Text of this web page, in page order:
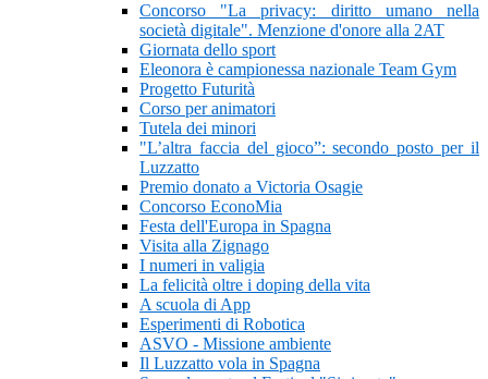
Concorso "La privacy: diritto umano nella
società digitale". Menzione d'onore alla 2AT
Giornata dello sport
Eleonora è campionessa nazionale Team Gym
Progetto Futurità
Corso per animatori
Tutela dei minori
"L’altra faccia del gioco”: secondo posto per il
Luzzatto
Premio donato a Victoria Osagie
Concorso EconoMia
Festa dell'Europa in Spagna
Visita alla Zignago
I numeri in valigia
La felicità oltre i doping della vita
A scuola di App
Esperimenti di Robotica
ASVO - Missione ambiente
Il Luzzatto vola in Spagna